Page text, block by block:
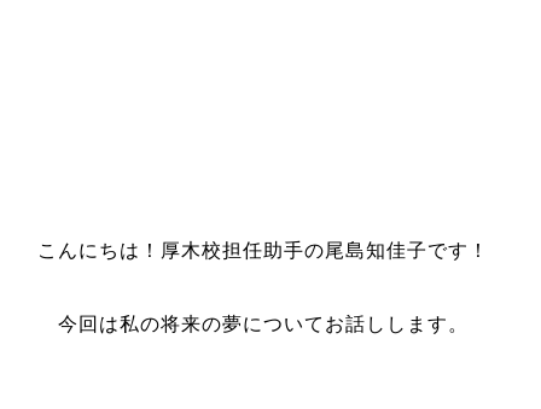
こんにちは！厚木校担任助手の尾島知佳子です！
今回は私の将来の夢についてお話しします。